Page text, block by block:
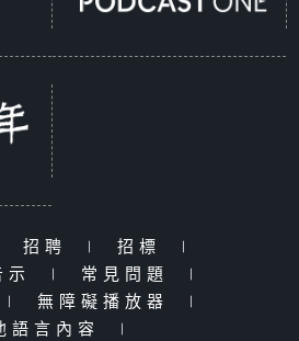
招聘 | 招標
|
示
| 常見問題
|
| 無障礙播放器
|
語言內容
|